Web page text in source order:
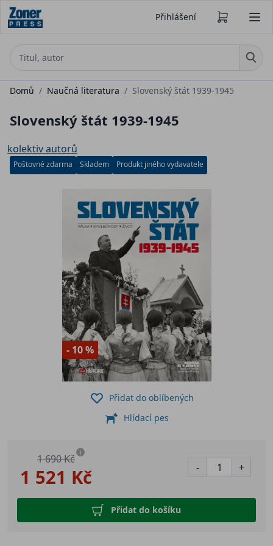
Přihlášení
Domů / Naučná literatura / Slovenský štát 1939-1945
Slovenský štát 1939-1945
kolektiv autorů
Poštovné zdarma Skladem Produkt jiného vydavatele
- 10 %
1 521 Kč
1 690 Kč i
- +
Přidat do košíku
Přidat do oblíbených
Hlídací pes